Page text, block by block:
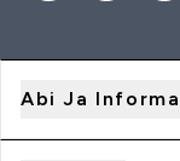
Abi Ja